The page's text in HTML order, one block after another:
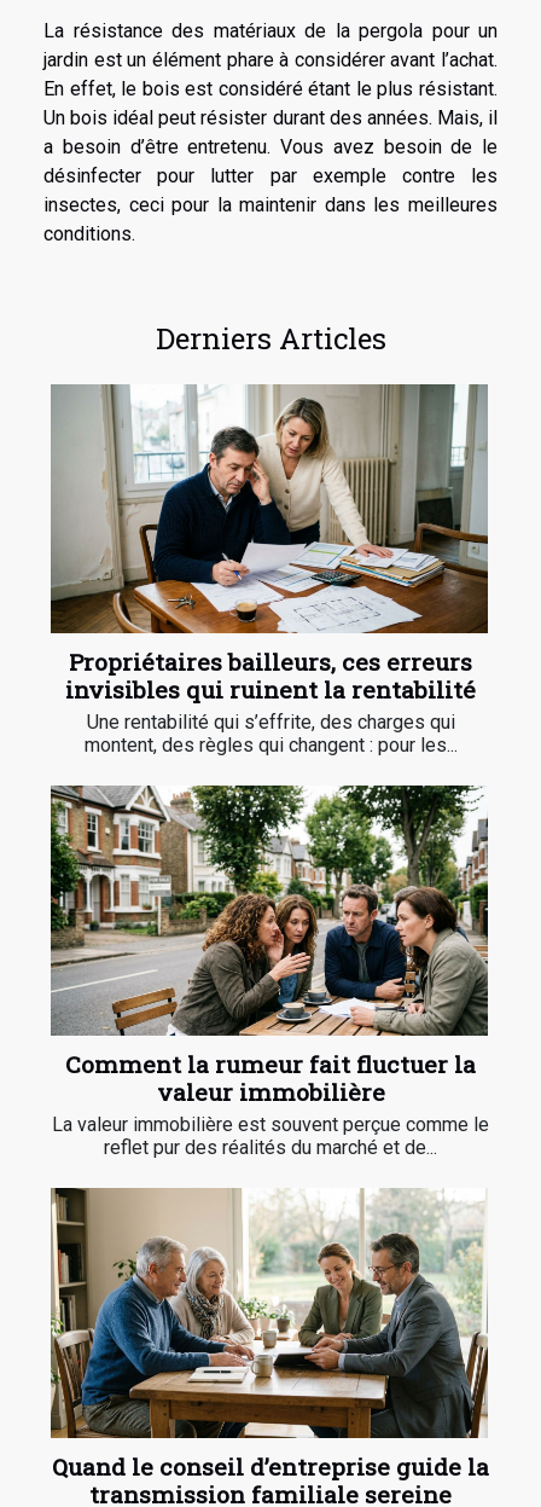
La résistance des matériaux de la pergola pour un
jardin est un élément phare à considérer avant l’achat.
En effet, le bois est considéré étant le plus résistant.
Un bois idéal peut résister durant des années. Mais, il
a besoin d’être entretenu. Vous avez besoin de le
désinfecter pour lutter par exemple contre les
insectes, ceci pour la maintenir dans les meilleures
conditions.
Derniers Articles
Propriétaires bailleurs, ces erreurs
invisibles qui ruinent la rentabilité
Une rentabilité qui s’effrite, des charges qui
montent, des règles qui changent : pour les...
Comment la rumeur fait fluctuer la
valeur immobilière
La valeur immobilière est souvent perçue comme le
reflet pur des réalités du marché et de...
Quand le conseil d’entreprise guide la
transmission familiale sereine